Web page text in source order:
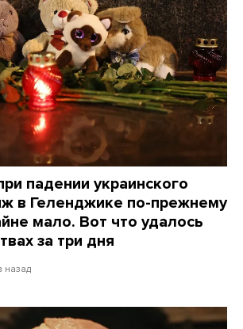
падении украинского
в Геленджике по-прежнему
мало. Вот что удалось
за три дня
назад